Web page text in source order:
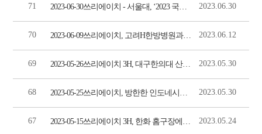
71 2023-06-30쓰리에이치 - 서울대, ‘2023 국제 인적자원개발 컨퍼런스’ 발표 성료(데일리안) 2023.06.30
70 2023-06-09쓰리에이치, 고려H한방병원과 업무협약 체결(메디컬투데이) 2023.06.12
69 2023-05-26쓰리에이치 3H, 대구한의대 산학협력단-대구한방병원 상호협력 협약식 가져(문화뉴스) 2023.05.30
68 2023-05-25쓰리에이치, 방한한 인도네시아 중기부 장관 간담회 진행(글로벌경제신문) 2023.05.30
67 2023-05-15쓰리에이치 3H, 한화 홈구장에서 펼친 ‘3H 지압침대의 날’ 행사(시선뉴스) 2023.05.24